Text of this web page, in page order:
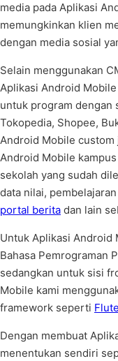
media pada Aplikasi
memungkinkan klien
dengan media sosial
Selain menggunakan
Aplikasi Android
untuk program dengan
Tokopedia, Shopee,
Android Mobile custom
Android Mobile
sekolah yang sudah
data nilai,
portal berita dan lain
Untuk Aplikasi Android
Bahasa Pemrograman
sedangkan untuk sisi
Mobile kami
framework seperti
Dengan membuat
menentukan sendiri